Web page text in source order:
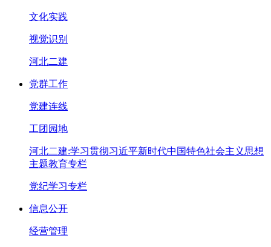
文化实践
视觉识别
河北二建
党群工作
党建连线
工团园地
河北二建:学习贯彻习近平新时代中国特色社会主义思想
主题教育专栏
党纪学习专栏
信息公开
经营管理